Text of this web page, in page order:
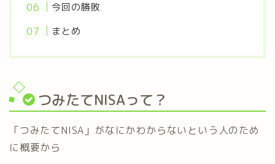
今回の勝敗
まとめ
つみたてNISAって？
「つみたてNISA」がなにかわからないという人のため
に概要から